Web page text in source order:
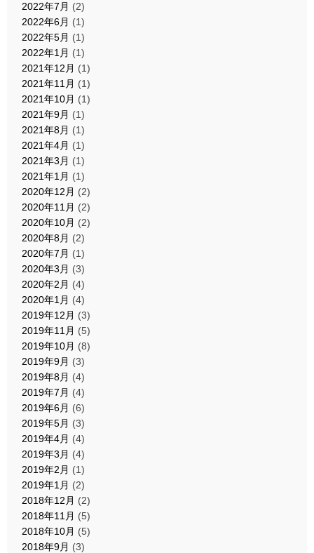
2022年7月 (2)
2022年6月 (1)
2022年5月 (1)
2022年1月 (1)
2021年12月 (1)
2021年11月 (1)
2021年10月 (1)
2021年9月 (1)
2021年8月 (1)
2021年4月 (1)
2021年3月 (1)
2021年1月 (1)
2020年12月 (2)
2020年11月 (2)
2020年10月 (2)
2020年8月 (2)
2020年7月 (1)
2020年3月 (3)
2020年2月 (4)
2020年1月 (4)
2019年12月 (3)
2019年11月 (5)
2019年10月 (8)
2019年9月 (3)
2019年8月 (4)
2019年7月 (4)
2019年6月 (6)
2019年5月 (3)
2019年4月 (4)
2019年3月 (4)
2019年2月 (1)
2019年1月 (2)
2018年12月 (2)
2018年11月 (5)
2018年10月 (5)
2018年9月 (3)